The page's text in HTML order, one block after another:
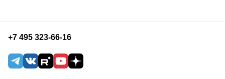
+7 495 323-66-16